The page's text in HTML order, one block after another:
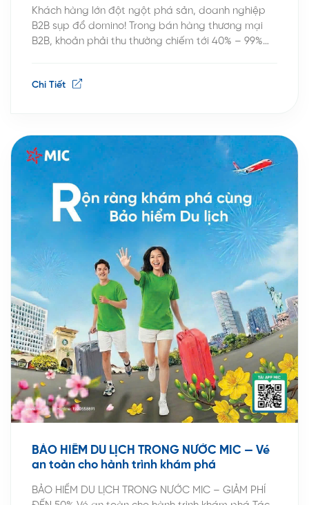
Khách hàng lớn đột ngột phá sản, doanh nghiệp
B2B sụp đổ domino! Trong bán hàng thương mại
B2B, khoản phải thu thường chiếm tới 40% – 99%
hàng, mà là giao hàng xong […]
Chi Tiết
BẢO HIỂM DU LỊCH TRONG NƯỚC MIC — Vé
an toàn cho hành trình khám phá
BẢO HIỂM DU LỊCH TRONG NƯỚC MIC – GIẢM PHÍ